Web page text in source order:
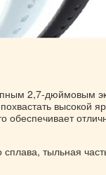
2,7-дюймовым
высокой
обеспечивает
тыльная